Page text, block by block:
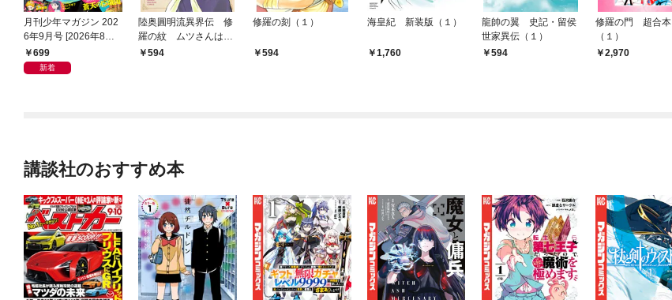
月刊少年マガジン 202
6年9月号 [2026年8月6
日発売]
699
新着
陸奥圓明流異界伝 修
羅の紋 ムツさんはチ
ョー強い？！（１）
594
修羅の刻（１）
594
海皇紀 新装版（１）
1,760
龍帥の翼 史記・留侯
世家異伝（１）
594
修羅の門 超合本
（１）
2,970
講談社のおすすめ本